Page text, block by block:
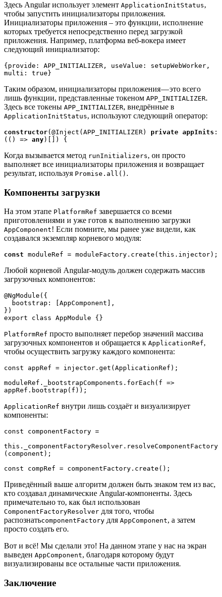
Здесь Angular использует элемент ApplicationInitStatus,
чтобы запустить инициализаторы приложения.
Инициализаторы приложения – это функции, исполнение
которых требуется непосредственно перед загрузкой
приложения. Например, платформа веб-вокера имеет
следующий инициализатор:
{provide: APP_INITIALIZER, useValue: setupWebWorker,
multi: true}
Таким образом, инициализаторы приложения — это всего
лишь функции, представленные токеном APP_INITIALIZER.
Здесь все токены APP_INITIALIZER, внедрённые в
ApplicationInitStatus, используют следующий оператор:
constructor(@Inject(APP_INITIALIZER) private appInits :
(() => any)[]) {
Когда вызывается метод runInitializers, он просто
выполняет все инициализаторы приложения и возвращает
результат, используя Promise.all() .
Компоненты загрузки
На этом этапе PlatformRef завершается со всеми
приготовлениями и уже готов к выполнению загрузки
AppComponent! Если помните, мы ранее уже видели, как
создавался экземпляр корневого модуля:
const moduleRef = moduleFactory.create(this.injector);
Любой корневой Angular-модуль должен содержать массив
загрузочных компонентов:
@NgModule({
})
export class AppModule {}
PlatformRef просто выполняет перебор значений массива
загрузочных компонентов и обращается к ApplicationRef,
чтобы осуществить загрузку каждого компонента:
const appRef = injector.get(ApplicationRef);
moduleRef._bootstrapComponents.forEach(f =>
appRef.bootstrap(f));
ApplicationRef внутри лишь создаёт и визуализирует
компоненты:
const componentFactory =
this._componentFactoryResolver.resolveComponentFactory
(component);
const compRef = componentFactory.create();
Приведённый выше алгоритм должен быть знаком тем из вас,
кто создавал динамические Angular-компоненты. Здесь
примечательно то, как был использован
ComponentFactoryResolver для того, чтобы
распознатьcomponentFactory для AppComponent, а затем
просто создать его.
Вот и всё! Мы сделали это! На данном этапе у нас на экран
выведен AppComponent, благодаря которому будут
визуализированы все остальные части приложения.
Заключение